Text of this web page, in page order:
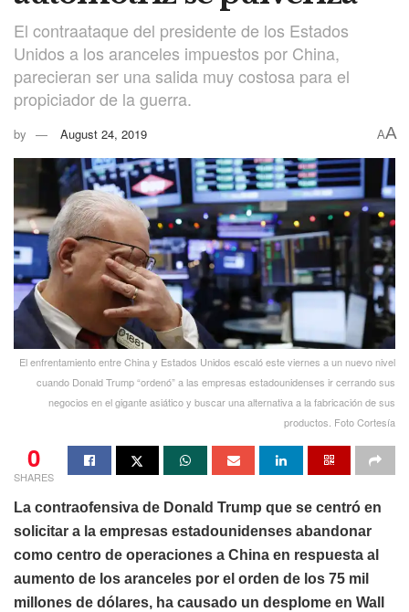
El contraataque del presidente de los Estados
Unidos a los aranceles impuestos por China,
parecieran ser una salida muy costosa para el
propiciador de la guerra.
by August 24, 2019 AA
El enfrentamiento entre China y Estados Unidos escaló este viernes a un nuevo nivel
cuando Donald Trump “ordenó” a las empresas estadounidenses ir cerrando sus
negocios en el gigante asiático y buscar una alternativa a la fabricación de sus
productos. Foto Cortesía
0
SHARES
La contraofensiva de Donald Trump que se centró en
solicitar a la empresas estadounidenses abandonar
como centro de operaciones a China en respuesta al
aumento de los aranceles por el orden de los 75 mil
millones de dólares, ha causado un desplome en Wall